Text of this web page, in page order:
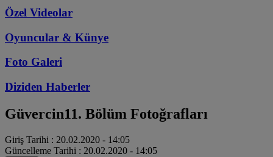
Özel Videolar
Oyuncular & Künye
Foto Galeri
Diziden Haberler
Güvercin11. Bölüm Fotoğrafları
Giriş Tarihi : 20.02.2020 - 14:05
Güncelleme Tarihi : 20.02.2020 - 14:05